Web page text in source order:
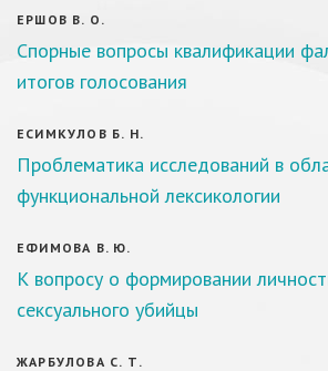
ЕРШОВ В. О.
Спорные вопросы квалификации
итогов голосования
ЕСИМКУЛОВ Б. Н.
Проблематика исследований в
функциональной лексикологии
ЕФИМОВА В. Ю.
К вопросу о формировании
сексуального убийцы
ЖАРБУЛОВА С. Т.